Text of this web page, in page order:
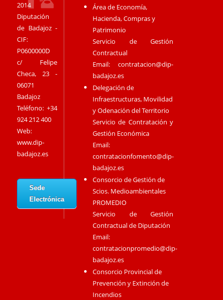
2014
Diputación
de Badajoz -
CIF:
P0600000D
c/ Felipe
Checa, 23 -
06071
Badajoz
Teléfono: +34
924 212 400
Web:
www.dip-
badajoz.es
Sede
Electrónica
Área de Economía,
Hacienda, Compras y
Patrimonio
Servicio de Gestión
Contractual
Email:contratacion@dip-
badajoz.es
Delegación de
Infraestructuras, Movilidad
y Odenación del Territorio
Servicio de Contratación y
Gestión Económica
Email:
contratacionfomento@dip-
badajoz.es
Consorcio de Gestión de
Scios. Medioambientales
PROMEDIO
Servicio de Gestión
Contractual de Diputación
Email:
contratacionpromedio@dip-
badajoz.es
Consorcio Provincial de
Prevención y Extinción de
Incendios